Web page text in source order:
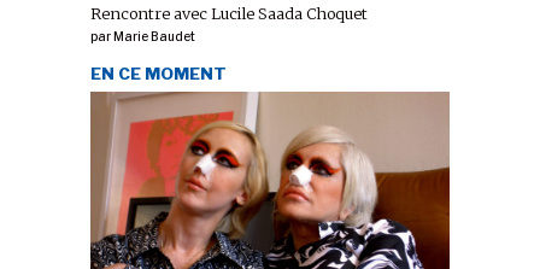
Rencontre avec Lucile Saada Choquet
parMarie Baudet
EN CE MOMENT